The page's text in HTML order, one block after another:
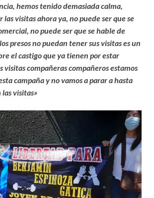
hemos tenido demasiada calma,
visitas ahora ya, no puede ser que se
no puede ser que se hable de
presos no puedan tener sus visitas es un
el castigo que ya tienen por estar
visitas compañeras compañeros estamos
campaña y no vamos a parar a hasta
visitas»